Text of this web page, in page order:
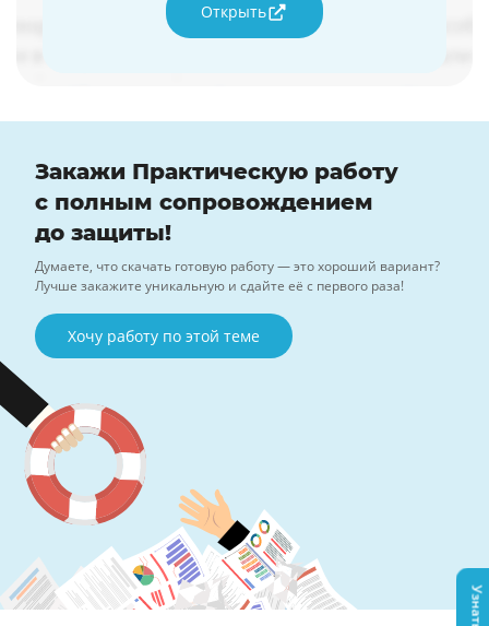
Открыть
Закажи Практическую работу
с полным сопровождением
до защиты!
Думаете, что скачать готовую работу — это хороший вариант?
Лучше закажите уникальную и сдайте её с первого раза!
Хочу работу по этой теме